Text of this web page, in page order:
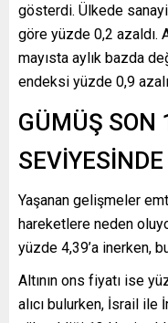
gösterdi. Ülkede
göre yüzde 0,2 azaldı.
mayısta aylık bazda
endeksi yüzde 0,9
GÜMÜŞ SON
SEVİYESİNDE
Yaşanan gelişmeler
hareketlere neden
yüzde 4,39’a inerken,
Altının ons fiyatı ise
alıcı bulurken, İsrail ile